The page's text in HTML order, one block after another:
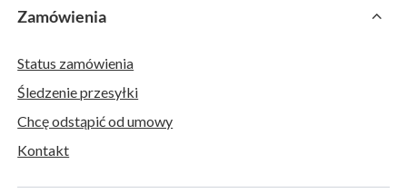
Zamówienia
Status zamówienia
Śledzenie przesyłki
Chcę odstąpić od umowy
Kontakt